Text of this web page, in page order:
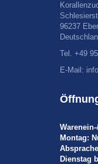
96237
Tel. +49
E-Mail:
Montag:
Dienstag